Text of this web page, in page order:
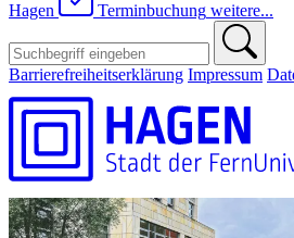
Hagen Terminbuchung weitere...
Barrierefreiheitserklärung Impressum